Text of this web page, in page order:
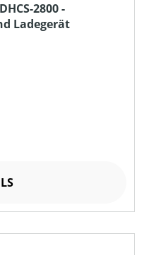
2800 -
Ladegerät